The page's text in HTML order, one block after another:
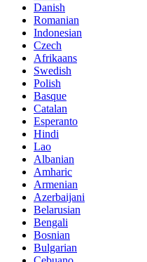
Danish
Romanian
Indonesian
Czech
Afrikaans
Swedish
Polish
Basque
Catalan
Esperanto
Hindi
Lao
Albanian
Amharic
Armenian
Azerbaijani
Belarusian
Bengali
Bosnian
Bulgarian